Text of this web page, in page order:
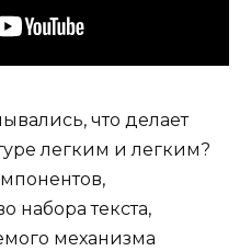
что делает
легким и легким?
набора текста,
механизма